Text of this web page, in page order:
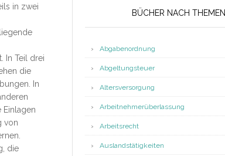
in zwei
In Teil drei
die
In
Einlagen
von
die
BÜCHER NACH THEMEN
Abgabenordnung
Abgeltungsteuer
Altersversorgung
Arbeitnehmerüberlassung
Arbeitsrecht
Auslandstätigkeiten